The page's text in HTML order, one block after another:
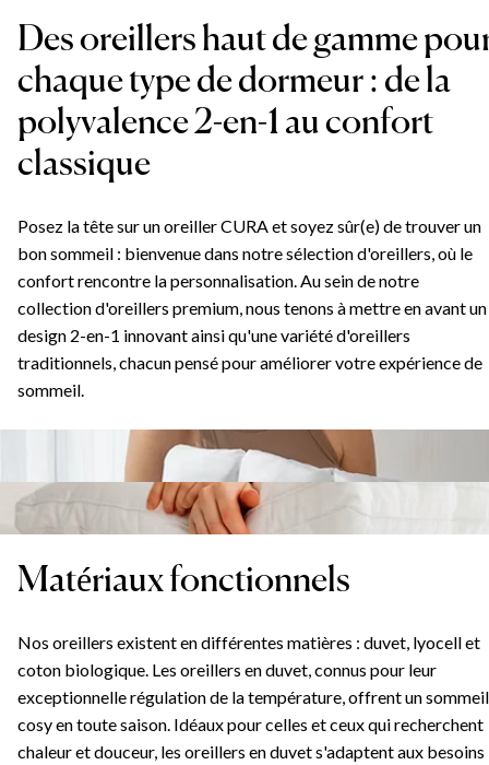
Des oreillers haut de gamme
chaque type de dormeur : de la
polyvalence 2-en-1 au confort
classique
Posez la tête sur un oreiller CURA et soyez sûr(e) de trouver un
bon sommeil : bienvenue dans notre sélection d'oreillers, où le
confort rencontre la personnalisation. Au sein de notre
collection d'oreillers premium, nous tenons à mettre en avant un
design 2-en-1 innovant ainsi qu'une variété d'oreillers
traditionnels, chacun pensé pour améliorer votre expérience de
sommeil.
Matériaux fonctionnels
Nos oreillers existent en différentes matières : duvet, lyocell et
coton biologique. Les oreillers en duvet, connus pour leur
exceptionnelle régulation de la température, offrent un sommeil
cosy en toute saison. Idéaux pour celles et ceux qui recherchent
chaleur et douceur, les oreillers en duvet s'adaptent aux besoins